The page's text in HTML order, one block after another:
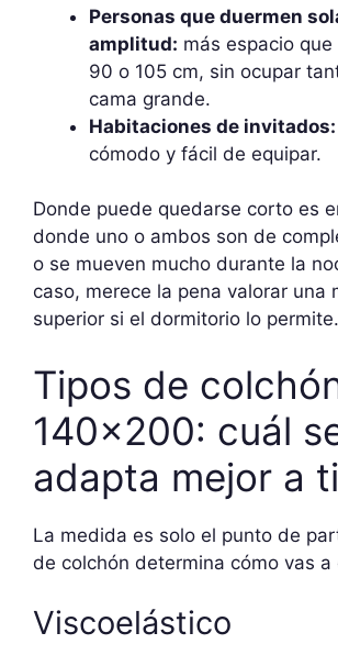
Personas que duermen
amplitud: más espacio
90 o 105 cm, sin ocupar
cama grande.
Habitaciones de invitados:
cómodo y fácil de equipar.
Donde puede quedarse corto es
donde uno o ambos son de
o se mueven mucho durante la
caso, merece la pena valorar una
superior si el dormitorio lo permite.
Tipos de
140×200: cuál
adapta mejor a ti
La medida es solo el punto de
de colchón determina cómo vas a
Viscoelástico